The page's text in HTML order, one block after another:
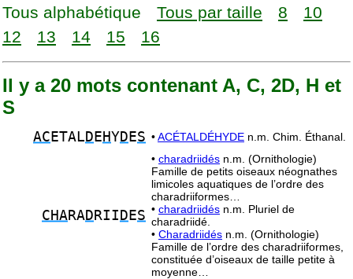
Tous alphabétique Tous par taille 8
10
12
13 14 15 16
Il y a 20 mots contenant A, C, 2D, H et
S
AC ETAL D E HYD ES •ACÉTALDÉHYDE n.m. Chim. Éthanal.
CHARAD RII D ES
• charadriidés n.m. (Ornithologie)
Famille de petits oiseaux néognathes
limicoles aquatiques de l’ordre des
charadriiformes…
• charadriidés n.m. Pluriel de
charadriidé.
• Charadriidés n.m. (Ornithologie)
Famille de l’ordre des charadriiformes,
constituée d’oiseaux de taille petite à
moyenne…